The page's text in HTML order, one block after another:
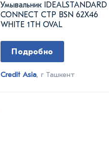
Умывальник IDEALSTANDARD
CONNECT CTP BSN 62X46
WHITE 1TH OVAL
Подробно
Credit Asia, г Ташкент